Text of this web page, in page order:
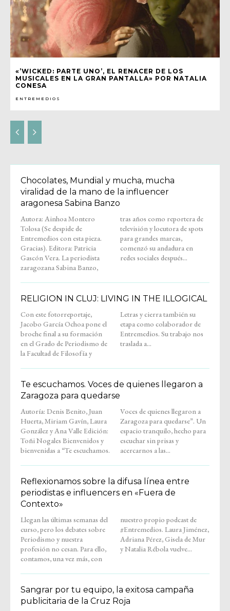
«’WICKED: PARTE UNO’, EL RENACER DE LOS
MUSICALES EN LA GRAN PANTALLA» POR NATALIA
CONESA
ENTREMEDIOS
Chocolates, Mundial y mucha, mucha
viralidad de la mano de la influencer
aragonesa Sabina Banzo
Autora: Ainhoa Montero
Tolosa (Se despide de
Entremedios con esta pieza.
Gracias). Editora: Patricia
Gascón Vera. La periodista
zaragozana Sabina Banzo,
tras años como reportera de
televisión y locutora de spots
para grandes marcas,
comenzó su andadura en
redes sociales después...
RELIGION IN CLUJ: LIVING IN THE ILLOGICAL
Con este fotorreportaje,
Jacobo García Ochoa pone el
broche final a su formación
en el Grado de Periodismo de
la Facultad de Filosofía y
Letras y cierra también su
etapa como colaborador de
Entremedios. Su trabajo nos
traslada a...
Te escuchamos. Voces de quienes llegaron a
Zaragoza para quedarse
Autoría: Denis Benito, Juan
Huerta, Miriam Gavín, Laura
González y Ana Valle Edición:
Toñi Nogales Bienvenidos y
bienvenidas a “Te escuchamos.
Voces de quienes llegaron a
Zaragoza para quedarse”. Un
espacio tranquilo, hecho para
escuchar sin prisas y
acercarnos a las...
Reflexionamos sobre la difusa línea entre
periodistas e influencers en «Fuera de
Contexto»
Llegan las últimas semanas del
curso, pero los debates sobre
Periodismo y nuestra
profesión no cesan. Para ello,
contamos, una vez más, con
nuestro propio podcast de
#Entremedios. Laura Jiménez,
Adriana Pérez, Gisela de Mur
y Natalia Rébola vuelve...
Sangrar por tu equipo, la exitosa campaña
publicitaria de la Cruz Roja